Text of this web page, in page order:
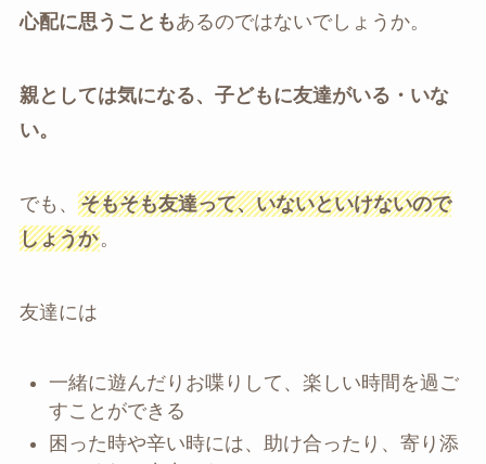
心配に思うこともあるのではないでしょうか。
親としては気になる、子どもに友達がいる・いな
い。
でも、 そもそも友達って、いないといけないので
しょうか。
友達には
一緒に遊んだりお喋りして、楽しい時間を過ご
すことができる
困った時や辛い時には、助け合ったり、寄り添